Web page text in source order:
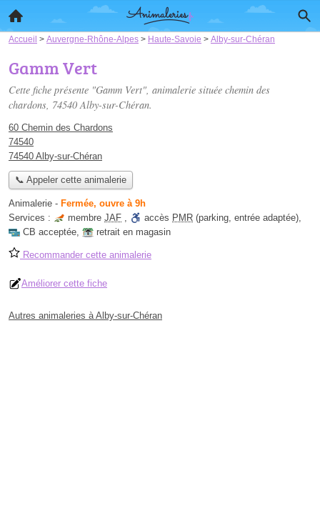
Accueil > Auvergne-Rhône-Alpes > Haute-Savoie > Alby-sur-Chéran
Gamm Vert
Cette fiche présente "Gamm Vert", animalerie située chemin des
chardons, 74540 Alby-sur-Chéran.
60 Chemin des Chardons
74540
74540 Alby-sur-Chéran
📞 Appeler cette animalerie
Animalerie - Fermée, ouvre à 9h
Services :
membre JAF , accès PMR (parking, entrée adaptée),
CB acceptée, retrait en magasin
Recommander cette animalerie
Améliorer cette fiche
Autres animaleries à Alby-sur-Chéran